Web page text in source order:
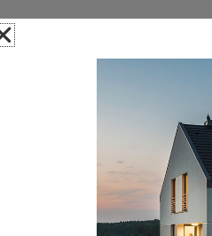
di edifici pubblici, compresi